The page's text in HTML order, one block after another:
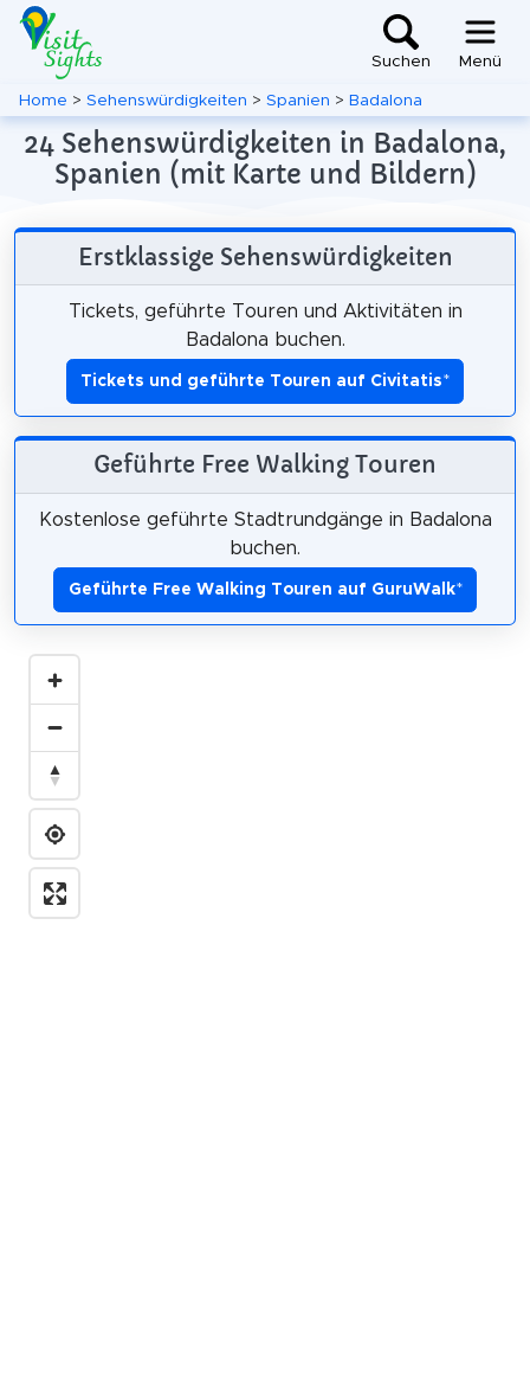
Suchen Menü
Home > Sehenswürdigkeiten > Spanien > Badalona
24 Sehenswürdigkeiten in Badalona,
Spanien (mit Karte und Bildern)
Erstklassige Sehenswürdigkeiten
Tickets, geführte Touren und Aktivitäten in
Badalona buchen.
Tickets und geführte Touren auf Civitatis*
Geführte Free Walking Touren
Kostenlose geführte Stadtrundgänge in Badalona
buchen.
Geführte Free Walking Touren auf GuruWalk*